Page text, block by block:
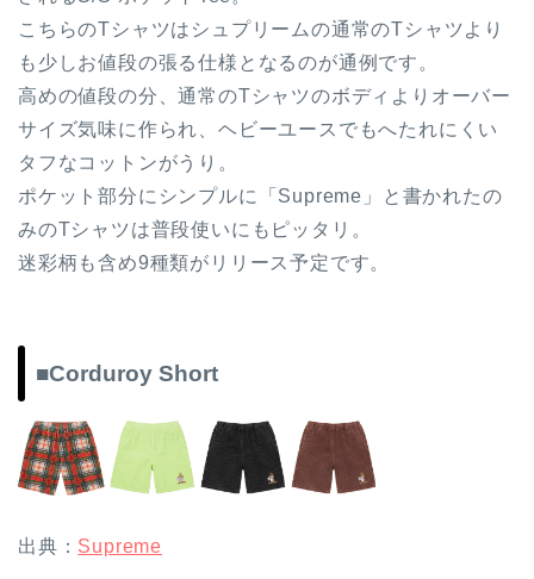
こちらのTシャツはシュプリームの通常のTシャツより
も少しお値段の張る仕様となるのが通例です。
高めの値段の分、通常のTシャツのボディよりオーバー
サイズ気味に作られ、ヘビーユースでもへたれにくい
タフなコットンがうり。
ポケット部分にシンプルに「Supreme」と書かれたの
みのTシャツは普段使いにもピッタリ。
迷彩柄も含め9種類がリリース予定です。
■Corduroy Short
出典： Supreme